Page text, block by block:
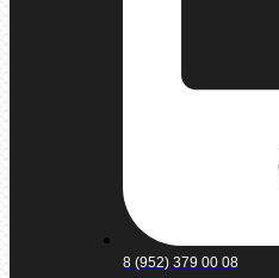
8 (952) 379 00 08